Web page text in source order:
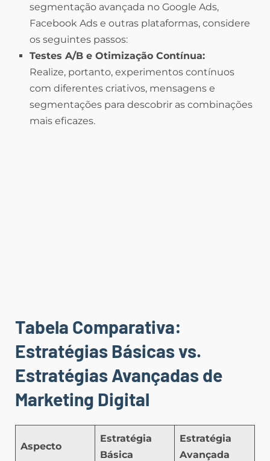
segmentação avançada no Google Ads,
Facebook Ads e outras plataformas, considere
os seguintes passos:
Testes A/B e Otimização Contínua:
Realize, portanto, experimentos contínuos
com diferentes criativos, mensagens e
segmentações para descobrir as combinações
mais eficazes.
Tabela Comparativa:
Estratégias Básicas vs.
Estratégias Avançadas de
Marketing Digital
Aspecto
Estratégia
Básica
Estratégia
Avançada